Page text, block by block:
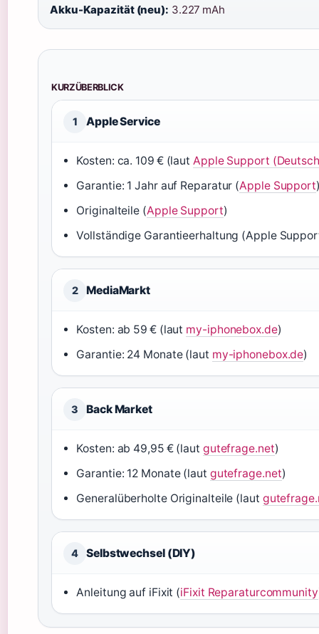
Akku-Kapazität (neu): 3.227 mAh
KURZÜBERBLICK
1 Apple Service
Kosten: ca. 109 € (laut Apple Support
Garantie: 1 Jahr auf Reparatur (Apple Support
Originalteile (Apple Support)
Vollständige Garantieerhaltung (Apple
2 MediaMarkt
Kosten: ab 59 € (laut my-iphonebox.de)
Garantie: 24 Monate (laut my-iphonebox.de)
3 Back Market
Kosten: ab 49,95 € (laut gutefrage.net)
Garantie: 12 Monate (laut gutefrage.net)
Generalüberholte Originalteile (laut
4 Selbstwechsel (DIY)
Anleitung auf iFixit (iFixit Reparaturcommunity